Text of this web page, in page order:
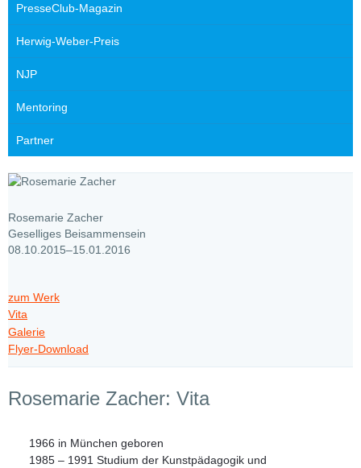
PresseClub-Magazin
Herwig-Weber-Preis
NJP
Mentoring
Partner
Rosemarie Zacher
Geselliges Beisammensein
08.10.2015–15.01.2016
zum Werk
Vita
Galerie
Flyer-Download
Rosemarie Zacher: Vita
1966 in München geboren
1985 – 1991 Studium der Kunstpädagogik und